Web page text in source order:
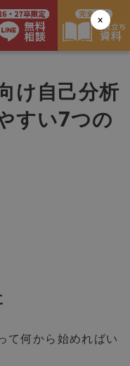
け自己分析
すい7つの
て何から始めればい
×